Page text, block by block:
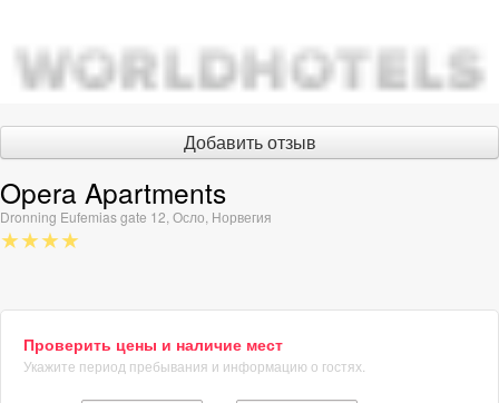
Добавить отзыв
Opera Apartments
Dronning Eufemias gate 12 Осло Норвегия
★★★★
Проверить цены и наличие мест
Укажите период пребывания и информацию о гостях.